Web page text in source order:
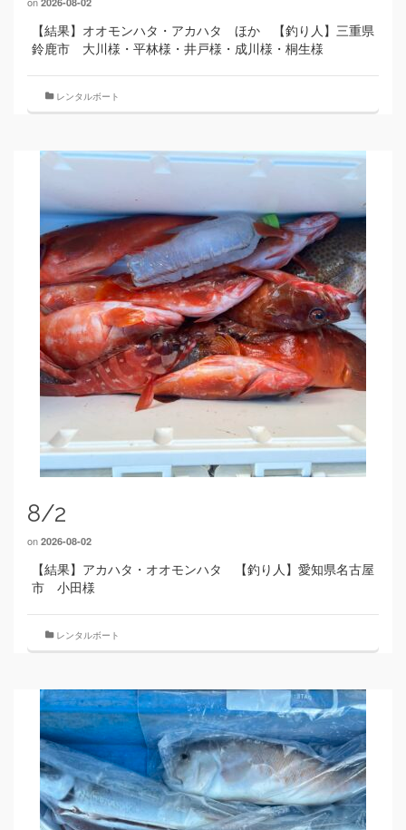
【結果】オオモンハタ・アカハタ ほか 【釣り人】三重県
鈴鹿市 大川様・平林様・井戸様・成川様・桐生様
レンタルボート
8/2
on 2026-08-02
【結果】アカハタ・オオモンハタ 【釣り人】愛知県名古屋
市 小田様
レンタルボート